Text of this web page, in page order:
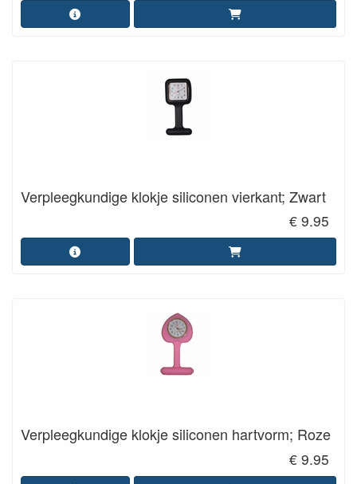
Verpleegkundige klokje siliconen vierkant; Zwart
€ 9.95
Verpleegkundige klokje siliconen hartvorm; Roze
€ 9.95